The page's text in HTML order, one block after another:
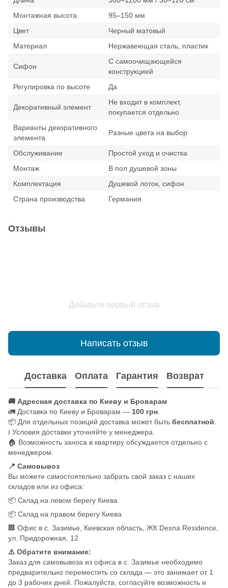
Монтажная высота
95–150 мм
Цвет
Черный матовый
Материал
Нержавеющая сталь, пластик
Сифон
С самоочищающейся
конструкцией
Регулировка по высоте
Да
Декоративный элемент
Не входит в комплект,
покупается отдельно
Варианты декоративного
элемента
Разные цвета на выбор
Обслуживание
Простой уход и очистка
Монтаж
В пол душевой зоны
Комплектация
Душевой лоток, сифон
Страна производства
Германия
Отзывы
Добавьте первый отзыв
Написать отзыв
Доставка Оплата Гарантия Возврат
🚚 Адресная доставка по Киеву и Броварам
🚛 Доставка по Киеву и Броварам — 100 грн.
📦 Для отдельных позиций доставка может быть бесплатной.
ℹ️ Условия доставки уточняйте у менеджера.
🏠 Возможность заноса в квартиру обсуждается отдельно с
менеджером.
📍 Самовывоз
Вы можете самостоятельно забрать свой заказ с наших
складов или из офиса:
📦 Склад на левом берегу Киева
📦 Склад на правом берегу Киева
🏢 Офис в с. Зазимье, Киевская область, ЖК Desna Residence,
ул. Придорожная, 12
⚠️ Обратите внимание:
Заказ для самовывоза из офиса в с. Зазимье необходимо
предварительно переместить со склада — это занимает от 1
до 3 рабочих дней. Пожалуйста, согласуйте возможность и